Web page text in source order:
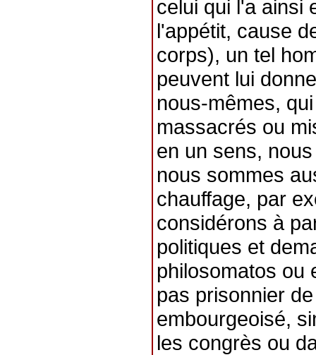
celui qui l'a ainsi
l'appétit, cause
corps), un tel
peuvent lui
nous-mêmes,
massacrés ou
en un sens,
nous sommes
chauffage, par
considérons à
politiques et
philosomatos ou
pas prisonnier
embourgeoisé,
les congrès ou